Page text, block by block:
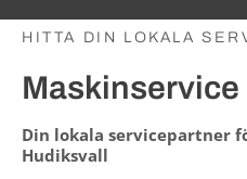
HITTA DIN LOKALA
Din lokala servicepartner
Hudiksvall